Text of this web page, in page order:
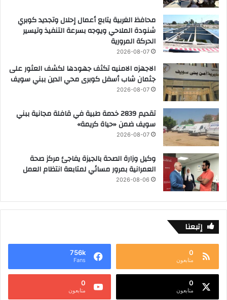
محافظ الغربية يتابع أعمال إحلال وتجديد كوبري
شنودة الملاحي ويوجه بسرعة التنفيذ وتيسير
الحركة المرورية
2026-08-07
الاجهزه الامنيه تكثف جهودها لكشف العثور على
جثمان شاب أسفل كوبرى محي الدين ببني سويف
2026-08-07
تقديم 2839 خدمة طبية في قافلة مجانية ببني
سويف ضمن «حياة كريمة»
2026-08-07
وكيل وزارة الصحة بالجيزة يفاجئ مركز صحة
العمرانية بمرور مسائي لمتابعة انتظام العمل
2026-08-06
إتبعنا
0
متابعون
756k
Fans
0
متابعون
0
متابعون